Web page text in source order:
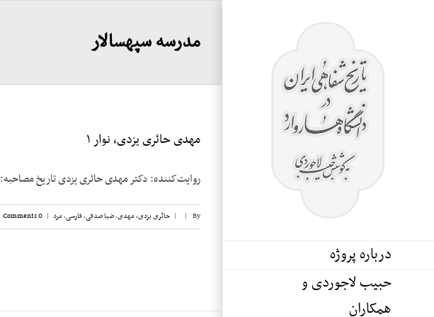
درباره پروژه
حبیب لاجوردی و
همکاران
مدرسه سپهسالار
مهدی حائری یزدی، نوار ۱
روایت‌کننده: دکتر مهدی حائری یزدی تاریخ مصاحبه: ۲۸ ژانویه ۱۹۸۹ ـ یکشنبه ۸ [...]
By
|
| حائری یزدی، مهدی,ضیا صدقی,فارسی,مرد |
0 Comments